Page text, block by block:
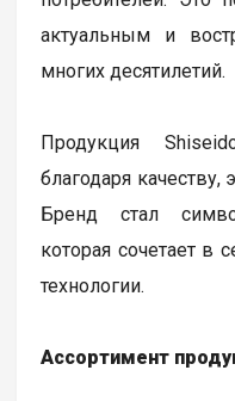
актуальным и
многих десятилетий.
Продукция
благодаря
Бренд стал
которая сочетает в
технологии.
Ассортимент